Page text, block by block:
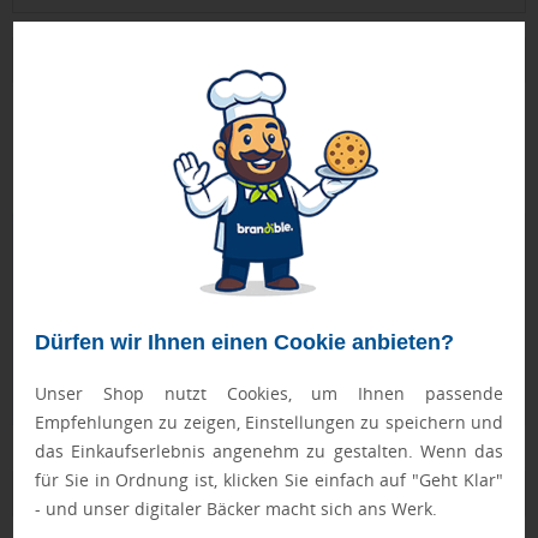
Dürfen wir Ihnen einen Cookie anbieten?
Unser Shop nutzt Cookies, um Ihnen passende
Empfehlungen zu zeigen, Einstellungen zu speichern und
das Einkaufserlebnis angenehm zu gestalten. Wenn das
für Sie in Ordnung ist, klicken Sie einfach auf "Geht Klar"
- und unser digitaler Bäcker macht sich ans Werk.
Weingeschenke mal anders! Im Design eines edlen
Weißweins ist dieses flauschige Handtuch in der Größe 72 x
33 cm eine innovative Geschenkidee für Mann und Frau.
Nur Produkte, die unserenQualitätscheck
Zusatzinformation